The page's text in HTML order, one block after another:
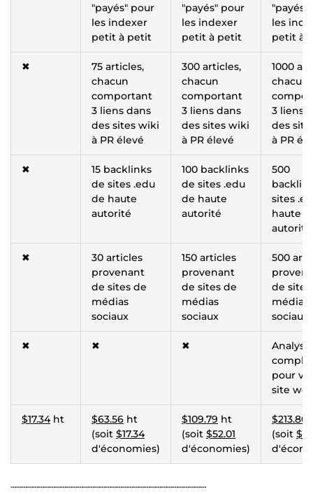
"payés" pour
les indexer
petit à petit
"payés" pour
les indexer
petit à petit
"payés"
les
petit à
✖
75 articles,
chacun
comportant
3 liens dans
des sites wiki
à PR élevé
300 articles,
chacun
comportant
3 liens dans
des sites wiki
à PR élevé
1000
chacun
3 liens
des
à PR
✖
15 backlinks
de sites .edu
de haute
autorité
100 backlinks
de sites .edu
de haute
autorité
500
sites
haute
autorité
✖
30 articles
provenant
de sites de
médias
sociaux
150 articles
provenant
de sites de
médias
sociaux
500
de
médias
sociaux
✖ ✖ ✖
Analyse
pour
site
$17.34ht $63.56 ht
(soit $17.34
d'économies)
$109.79 ht
(soit $52.01
d'économies)
$213.80
(soit
┄┄┄┄┄┄┄┄┄┄┄┄┄┄┄┄┄┄┄┄┄┄┄┄┄┄┄┄┄┄┄┄┄┄┄